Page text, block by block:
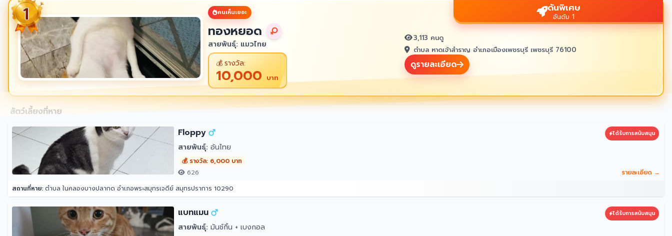
คนเห็นเยอะ
ทองหยอด
สายพันธุ์: แมวไทย
💰 รางวัล:
10,000 บาท
ดันพิเศษ
อันดับ 1
3,113 คนดู
ตำบล หาดเจ้าสำราญ อำเภอเมืองเพชรบุรี เพชรบุรี 76100
ดูรายละเอียด
สัตว์เลี้ยงที่หาย
Floppy
ได้รับการสนับสนุน
สายพันธุ์: อ้นไทย
💰 รางวัล: 6,000 บาท
626
รายละเอียด →
สถานที่หาย: ตำบล ในคลองบางปลากด อำเภอพระสมุทรเจดีย์ สมุทรปราการ 10290
แบทแมน ได้รับการสนับสนุน
สายพันธุ์: มันช์กิ้น + เบงกอล